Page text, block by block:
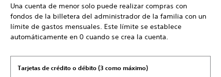
Una cuenta de menor solo puede realizar compras con
fondos de la billetera del administrador de la familia con un
límite de gastos mensuales. Este límite se establece
automáticamente en 0 cuando se crea la cuenta.
Tarjetas de crédito o débito (3 como máximo)